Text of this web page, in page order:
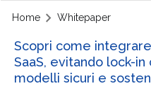
Home Whitepaper
Scopri come
SaaS, evitando lock-
modelli sicuri e